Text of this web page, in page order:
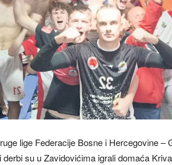
lige Federacije Bosne i Hercegovine –
derbi su u Zavidovićima igrali domaća